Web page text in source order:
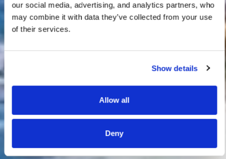
our social media, advertising, and analytics partners, who
may combine it with data they’ve collected from your use
of their services.
Show details
Allow all
Deny